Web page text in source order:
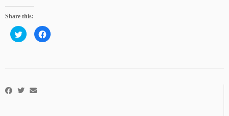
Share this:
Click
to
share
Click
to